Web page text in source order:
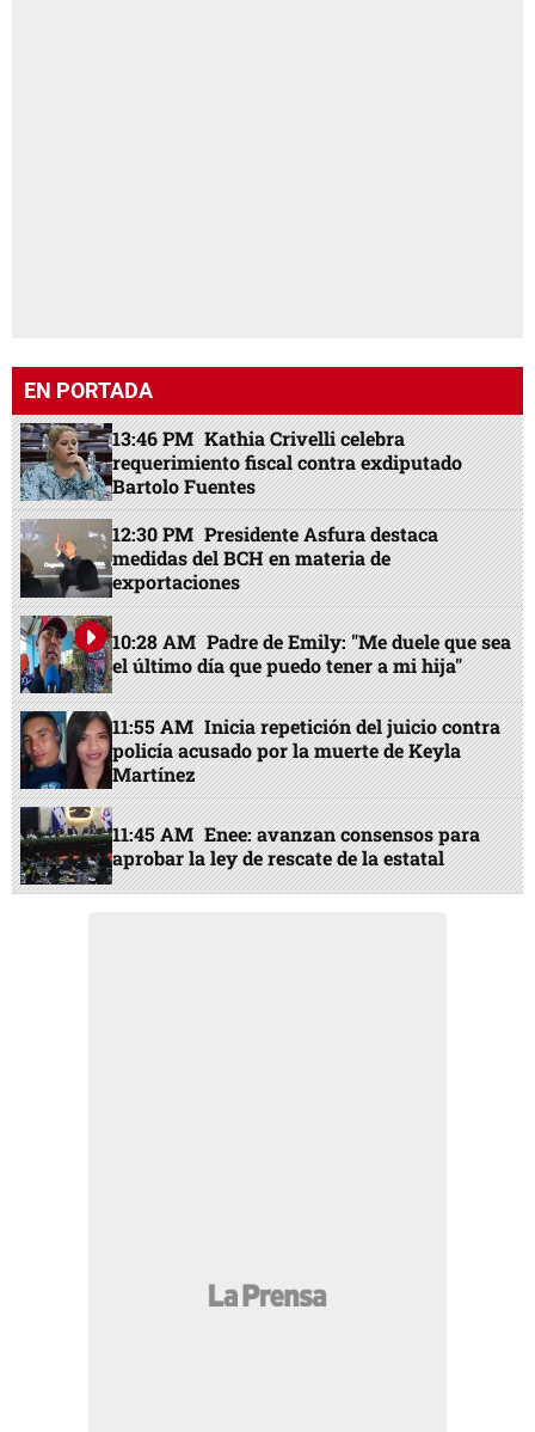
EN PORTADA
13:46 PM Kathia Crivelli celebra
requerimiento fiscal contra exdiputado
Bartolo Fuentes
12:30 PM Presidente Asfura destaca
medidas del BCH en materia de
exportaciones
10:28 AM Padre de Emily: "Me duele que sea
el último día que puedo tener a mi hija"
11:55 AM Inicia repetición del juicio contra
policía acusado por la muerte de Keyla
Martínez
11:45 AM Enee: avanzan consensos para
aprobar la ley de rescate de la estatal